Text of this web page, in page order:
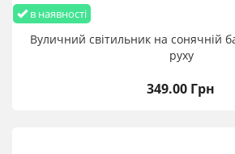
в наявності
Вуличний світильник на сонячній
руху
349.00 Грн